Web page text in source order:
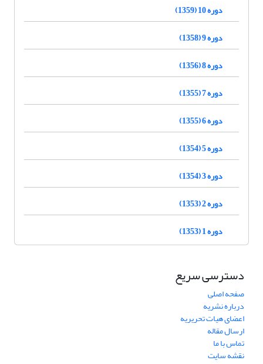
دوره 10 (1359)
دوره 9 (1358)
دوره 8 (1356)
دوره 7 (1355)
دوره 6 (1355)
دوره 5 (1354)
دوره 3 (1354)
دوره 2 (1353)
دوره 1 (1353)
دسترسی سریع
صفحه اصلی
درباره نشریه
اعضای هیات تحریریه
ارسال مقاله
تماس با ما
نقشه سایت